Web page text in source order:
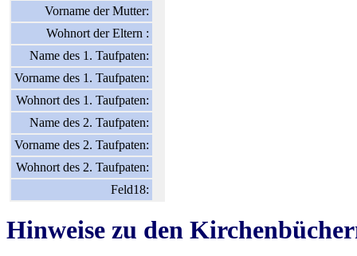
Vorname der Mutter:
Wohnort der Eltern :
Name des 1. Taufpaten:
Vorname des 1. Taufpaten:
Wohnort des 1. Taufpaten:
Name des 2. Taufpaten:
Vorname des 2. Taufpaten:
Wohnort des 2. Taufpaten:
Feld18:
Hinweise zu den